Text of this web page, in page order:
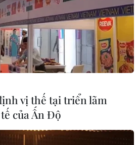
vị thế tại triển lãm
của Ấn Độ